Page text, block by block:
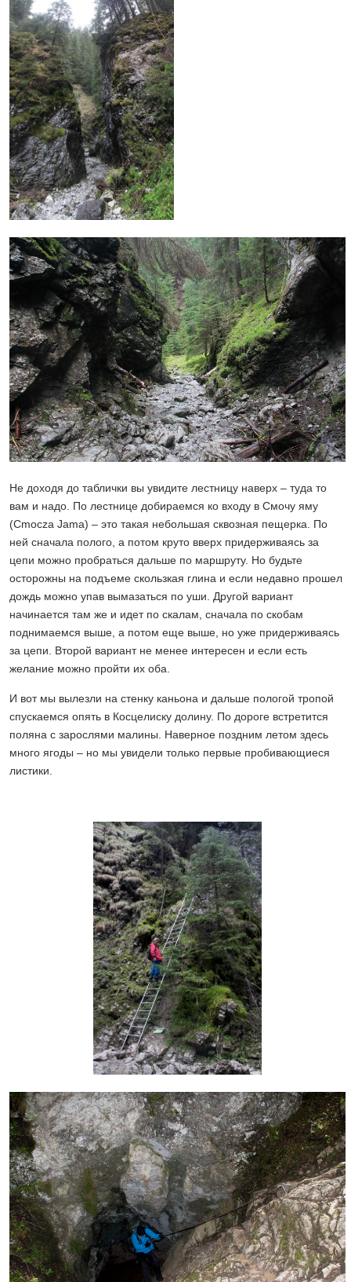
Не доходя до таблички вы увидите лестницу наверх – туда то
вам и надо. По лестнице добираемся ко входу в Смочу яму
(Cmocza Jama) – это такая небольшая сквозная пещерка. По
ней сначала полого, а потом круто вверх придерживаясь за
цепи можно пробраться дальше по маршруту. Но будьте
осторожны на подъеме скользкая глина и если недавно прошел
дождь можно упав вымазаться по уши. Другой вариант
начинается там же и идет по скалам, сначала по скобам
поднимаемся выше, а потом еще выше, но уже придерживаясь
за цепи. Второй вариант не менее интересен и если есть
желание можно пройти их оба.
И вот мы вылезли на стенку каньона и дальше пологой тропой
спускаемся опять в Косцелиску долину. По дороге встретится
поляна с зарослями малины. Наверное поздним летом здесь
много ягоды – но мы увидели только первые пробивающиеся
листики.